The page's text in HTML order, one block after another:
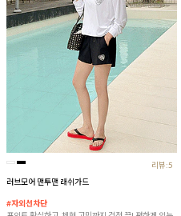
리뷰:5
러브모어 맨투맨 래쉬가드
#자외선차단